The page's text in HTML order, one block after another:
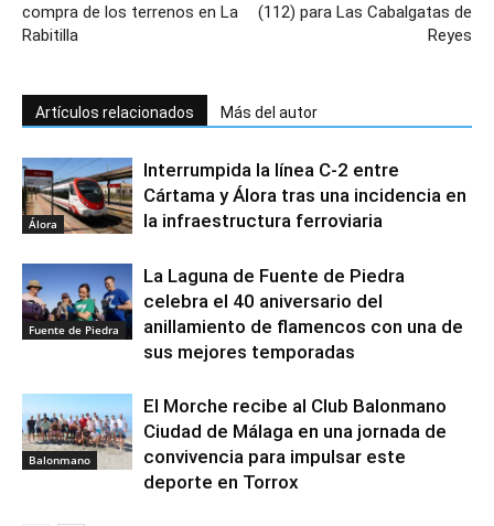
compra de los terrenos en La
Rabitilla
(112) para Las Cabalgatas de
Reyes
Artículos relacionados Más del autor
Álora
Interrumpida la línea C-2 entre
Cártama y Álora tras una incidencia en
la infraestructura ferroviaria
Fuente de Piedra
La Laguna de Fuente de Piedra
celebra el 40 aniversario del
anillamiento de flamencos con una de
sus mejores temporadas
Balonmano
El Morche recibe al Club Balonmano
Ciudad de Málaga en una jornada de
convivencia para impulsar este
deporte en Torrox